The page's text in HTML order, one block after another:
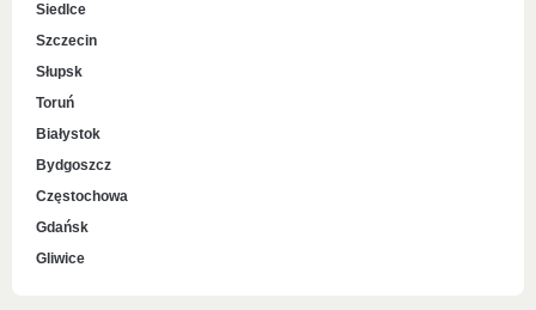
Siedlce
Szczecin
Słupsk
Toruń
Białystok
Bydgoszcz
Częstochowa
Gdańsk
Gliwice